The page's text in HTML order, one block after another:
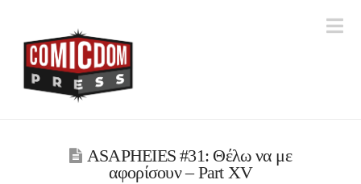
ASAPHEIES #31: Θέλω να με
αφορίσουν – Part XV